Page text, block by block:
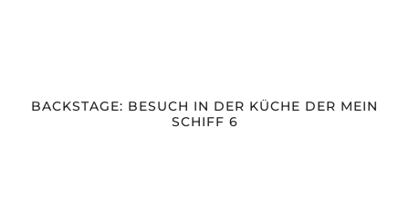
BACKSTAGE: BESUCH IN DER KÜCHE DER MEIN
SCHIFF 6